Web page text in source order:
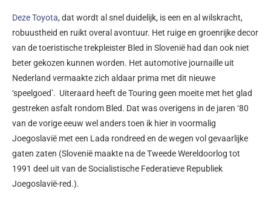
Deze Toyota, dat wordt al snel duidelijk, is een en al wilskracht,
robuustheid en ruikt overal avontuur. Het ruige en groenrijke decor
van de toeristische trekpleister Bled in Slovenië had dan ook niet
beter gekozen kunnen worden. Het automotive journaille uit
Nederland vermaakte zich aldaar prima met dit nieuwe
‘speelgoed’. Uiteraard heeft de Touring geen moeite met het glad
gestreken asfalt rondom Bled. Dat was overigens in de jaren ‘80
van de vorige eeuw wel anders toen ik hier in voormalig
Joegoslavië met een Lada rondreed en de wegen vol gevaarlijke
gaten zaten (Slovenië maakte na de Tweede Wereldoorlog tot
1991 deel uit van de Socialistische Federatieve Republiek
Joegoslavië-red.).